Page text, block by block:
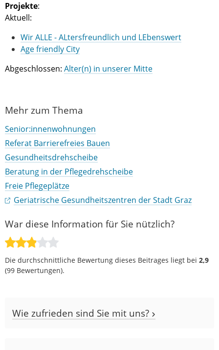
Projekte:
Aktuell:
Wir ALLE - ALtersfreundlich und LEbenswert
Age friendly City
Abgeschlossen: Alter(n) in unserer Mitte
Mehr zum Thema
Senior:innenwohnungen
Referat Barrierefreies Bauen
Gesundheitsdrehscheibe
Beratung in der Pflegedrehscheibe
Freie Pflegeplätze
Geriatrische Gesundheitszentren der Stadt Graz
War diese Information für Sie nützlich?
Die durchschnittliche Bewertung dieses Beitrages liegt bei 2,9
(99 Bewertungen).
Wie zufrieden sind Sie mit uns?